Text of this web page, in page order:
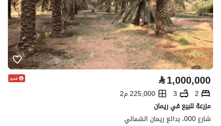
⃁1,000,000
2
3
225,000 م2
مزرعة للبيع في ريمان
شارع 000، بدائع ريمان الشمالي